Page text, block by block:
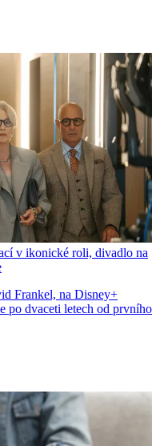
v ikonické roli, divadlo na
Frankel, na Disney+
po dvaceti letech od prvního